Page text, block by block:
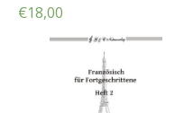
€18,00